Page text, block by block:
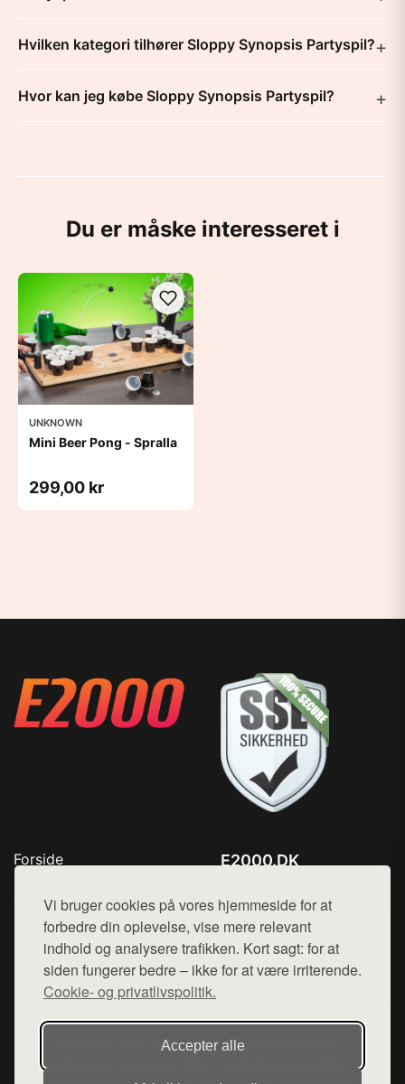
Vi bruger cookies på vores hjemmeside for at
forbedre din oplevelse, vise mere relevant
indhold og analysere trafikken. Kort sagt: for at
siden fungerer bedre – ikke for at være irriterende.
Cookie- og privatlivspolitik.
Accepter alle
Hvilken kategori tilhører Sloppy Synopsis Partyspil?
Hvor kan jeg købe Sloppy Synopsis Partyspil?
Du er måske interesseret i
UNKNOWN
Mini Beer Pong - Spralla
299,00 kr
Forside
Top Rabatter
Kontakt
E2000.DK
Mail: hej@want.dk
Cookie- og privatlivspolitik
Denne side er en del af want.dk, der udgiver en række
hjemmesider med præsentation af forskellige produkter fra